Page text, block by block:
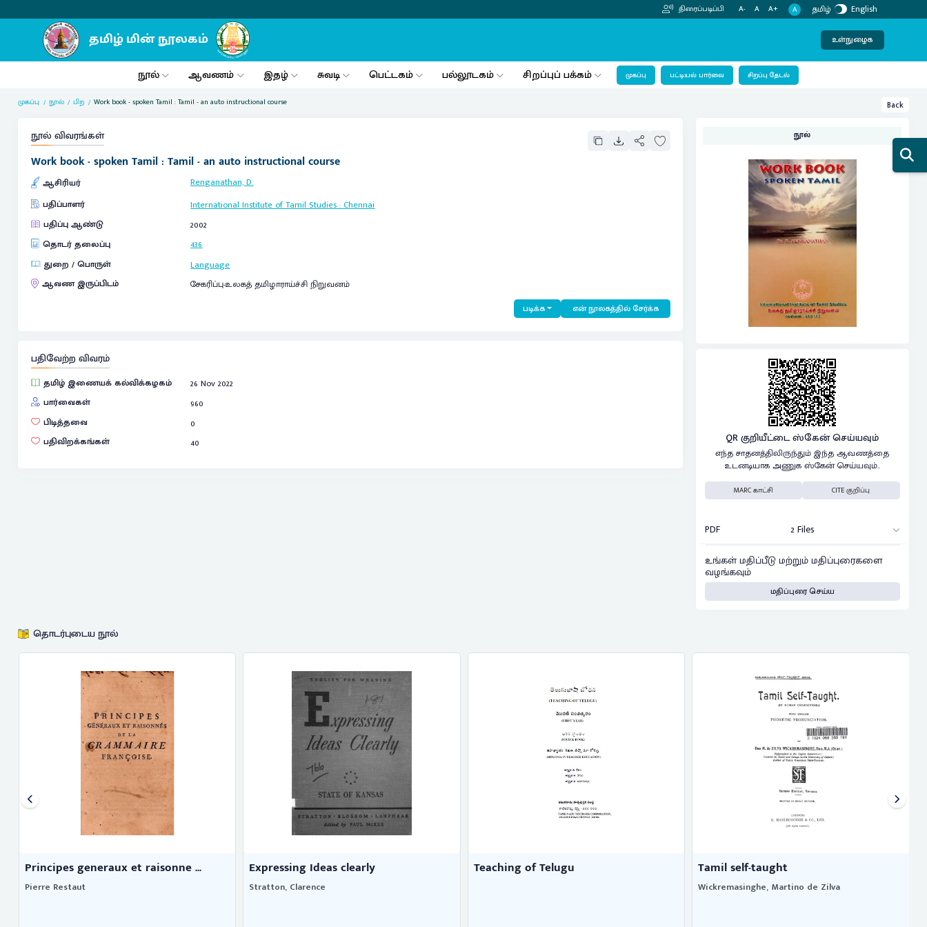
திரைப்படிப்பி A- A A+ A தமிழ் English
உள்நுழைக
நூல் ஆவணம் இதழ் சுவடி பெட்டகம் பல்லூடகம் சிறப்புப் பக்கம் முகப்பு பட்டியல் பார்வை சிறப்பு தேடல்
முகப்பு நூல் பிற Work book - spoken Tamil : Tamil - an auto instructional course Back
நூல் விவரங்கள்
Work book - spoken Tamil : Tamil - an auto instructional course
ஆசிரியர்
Renganathan, D.
பதிப்பாளர்
International Institute of Tamil Studies:Chennai
பதிப்பு ஆண்டு
2002
தொடர் தலைப்பு
436
துறை / பொருள்
Language
ஆவண இருப்பிடம்
சேகரிப்பு-உலகத் தமிழாராய்ச்சி நிறுவனம்
படிக்க என் நூலகத்தில் சேர்க்க
பதிவேற்ற விவரம்
தமிழ் இணையக் கல்விக்கழகம்
26 Nov 2022
பார்வைகள்
960
பிடித்தவை
0
பதிவிறக்கங்கள்
40
நூல்
QR குறியீட்டை ஸ்கேன் செய்யவும்
எந்த சாதனத்திலிருந்தும் இந்த ஆவணத்தை
உடனடியாக அணுக ஸ்கேன் செய்யவும்..
MARC காட்சி CITE குறிப்பு
PDF 2 Files
உங்கள் மதிப்பீடு மற்றும் மதிப்புரைகளை
வழங்கவும்
மதிப்புரை செய்ய
தொடர்புடைய நூல்
Principes generaux et raisonne ...
Pierre Restaut
Expressing Ideas clearly
Stratton, Clarence
Teaching of Telugu Tamil self-taught
Wickremasinghe, Martino de Zilva